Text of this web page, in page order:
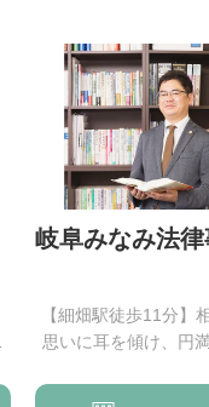
岐阜みなみ法
【細畑駅徒歩11分】
思いに耳を傾け、円